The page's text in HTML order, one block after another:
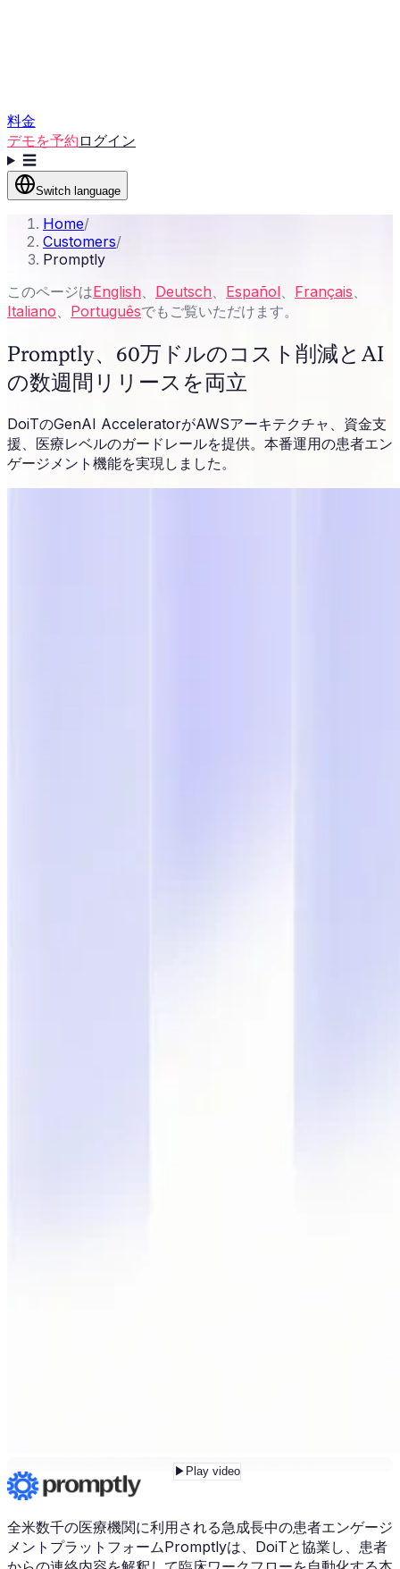
料金
デモを予約 ログイン
☰
Switch language
Home/
Customers/
Promptly
このページはEnglish、 Deutsch、 Español、 Français、
Italiano、 Portuguêsでもご覧いただけます。
Promptly、60万ドルのコスト削減とAI
の数週間リリースを両立
DoiTのGenAI AcceleratorがAWSアーキテクチャ、資金支
援、医療レベルのガードレールを提供。本番運用の患者エン
ゲージメント機能を実現しました。
▶ Play video
全米数千の医療機関に利用される急成長中の患者エンゲージ
メントプラットフォームPromptlyは、DoiTと協業し、患者